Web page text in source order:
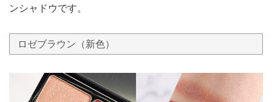
ンシャドウです。
ロゼブラウン（新色）